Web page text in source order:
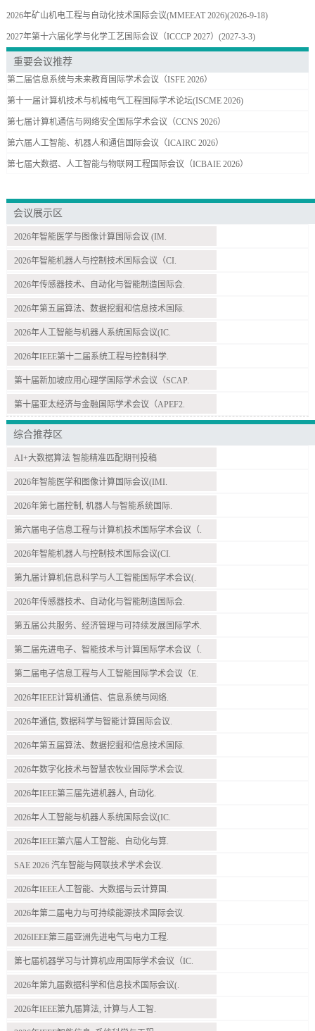
2026年矿山机电工程与自动化技术国际会议(MMEEAT 2026)(2026-9-18)
2027年第十六届化学与化学工艺国际会议（ICCCP 2027） (2027-3-3)
重要会议推荐
第二届信息系统与未来教育国际学术会议（ISFE 2026）
第十一届计算机技术与机械电气工程国际学术论坛(ISCME 2026)
第七届计算机通信与网络安全国际学术会议（CCNS 2026）
第六届人工智能、机器人和通信国际会议（ICAIRC 2026）
第七届大数据、人工智能与物联网工程国际会议（ICBAIE 2026）
会议展示区
2026年智能医学与图像计算国际会议 (IM.
2026年智能机器人与控制技术国际会议（CI.
2026年传感器技术、自动化与智能制造国际会.
2026年第五届算法、数据挖掘和信息技术国际.
2026年人工智能与机器人系统国际会议(IC.
2026年IEEE第十二届系统工程与控制科学.
第十届新加坡应用心理学国际学术会议（SCAP.
第十届亚太经济与金融国际学术会议（APEF2.
综合推荐区
AI+大数据算法 智能精准匹配期刊投稿
2026年智能医学和图像计算国际会议(IMI.
2026年第七届控制, 机器人与智能系统国际.
第六届电子信息工程与计算机技术国际学术会议（.
2026年智能机器人与控制技术国际会议(CI.
第九届计算机信息科学与人工智能国际学术会议(.
2026年传感器技术、自动化与智能制造国际会.
第五届公共服务、经济管理与可持续发展国际学术.
第二届先进电子、智能技术与计算国际学术会议（.
第二届电子信息工程与人工智能国际学术会议（E.
2026年IEEE计算机通信、信息系统与网络.
2026年通信, 数据科学与智能计算国际会议.
2026年第五届算法、数据挖掘和信息技术国际.
2026年数字化技术与智慧农牧业国际学术会议.
2026年IEEE第三届先进机器人, 自动化.
2026年人工智能与机器人系统国际会议(IC.
2026年IEEE第六届人工智能、自动化与算.
SAE 2026 汽车智能与网联技术学术会议.
2026年IEEE人工智能、大数据与云计算国.
2026年第二届电力与可持续能源技术国际会议.
2026IEEE第三届亚洲先进电气与电力工程.
第七届机器学习与计算机应用国际学术会议（IC.
2026年第九届数据科学和信息技术国际会议(.
2026年IEEE第九届算法, 计算与人工智.